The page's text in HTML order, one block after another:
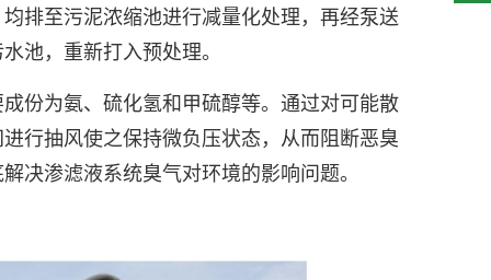
排至污泥浓缩池进行减量化处理，再经泵送
池，重新打入预处理。
份为氨、硫化氢和甲硫醇等。通过对可能散
行抽风使之保持微负压状态，从而阻断恶臭
决渗滤液系统臭气对环境的影响问题。